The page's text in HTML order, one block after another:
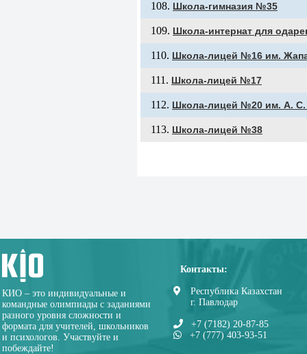
Школа-гимназия №35
Школа-интернат для
Школа-лицей №16 им.
Школа-лицей №17
Школа-лицей №20 им. А. С.
Школа-лицей №38
КИО – это индивидуальные и
командные олимпиады с заданиями
разного уровня сложности и
формата для учителей, школьников
и психологов. Участвуйте и
побеждайте!
Контакты:
Республика Казахстан
г. Павлодар
+7 (7182) 20-87-85
+7 (777) 403-93-51